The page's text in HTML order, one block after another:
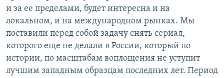
и за ее пределами, будет интересна и на
локальном, и на международном рынках. Мы
поставили перед собой задачу снять сериал,
которого еще не делали в России, который по
истории, по масштабам воплощения не уступит
лучшим западным образцам последних лет. Период